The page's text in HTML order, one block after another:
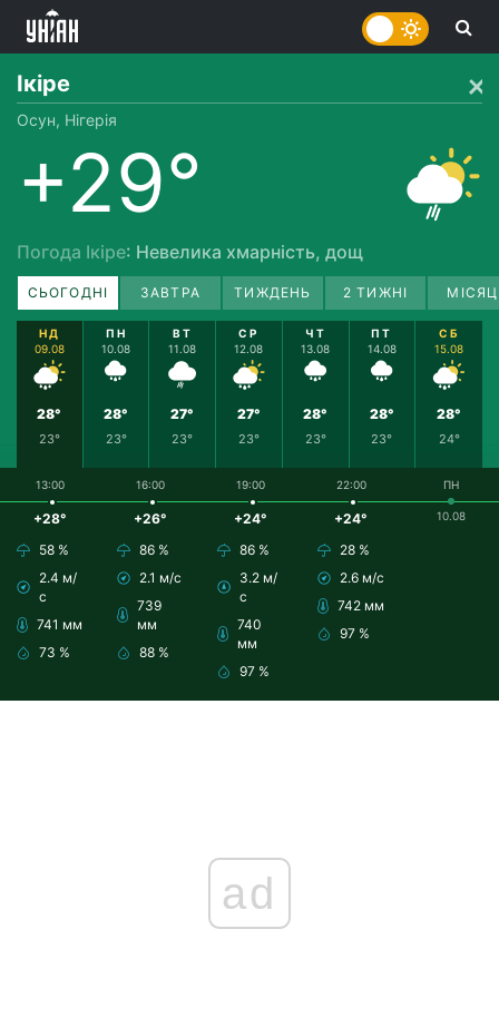
Ікіре
Осун, Нігерія
+29°
Погода Ікіре: Невелика хмарність, дощ
СЬОГОДНІ ЗАВТРА ТИЖДЕНЬ 2 ТИЖНІ
НД
09.08
28°
23°
ПН
10.08
28°
23°
ВТ
11.08
27°
23°
СР
12.08
27°
23°
ЧТ
13.08
28°
23°
ПТ
14.08
28°
23°
СБ
15.08
28°
24°
13:00
+28°
58 %
2.4 м/
с
741 мм
73 %
16:00
+26°
86 %
2.1 м/с
739
мм
88 %
19:00
+24°
86 %
3.2 м/
с
740
мм
97 %
22:00
+24°
28 %
2.6 м/с
742 мм
97 %
ПН
10.08
ad